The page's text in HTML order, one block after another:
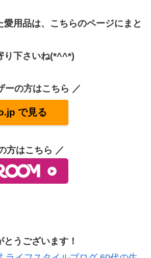
愛用品は、こちらのページにまと
り下さいね(*^^*)
ーの方はこちら ／
で見る
方はこちら ／
うございます！